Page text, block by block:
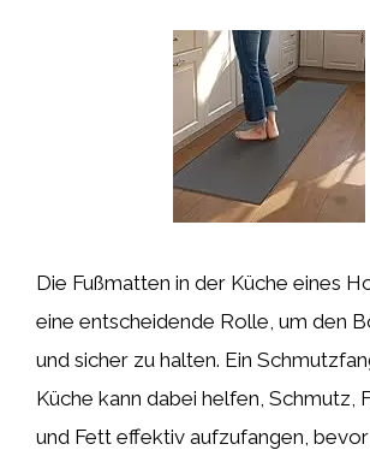
Die Fußmatten in der Küche eines
eine entscheidende Rolle, um den
und sicher zu halten. Ein
Küche kann dabei helfen, Schmutz,
und Fett effektiv aufzufangen, bevor